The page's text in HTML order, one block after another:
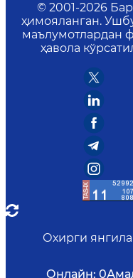
© 2001-2026
ҳимояланган.
маълумотлардан
ҳавола
Охирги
Онлайн: 0